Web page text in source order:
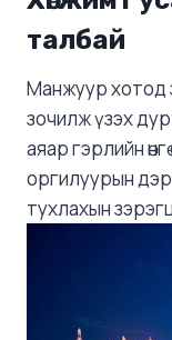
талбай
Манжуур хотод
зочилж үзэх
аяар гэрлийн
оргилуурын
тухлахын